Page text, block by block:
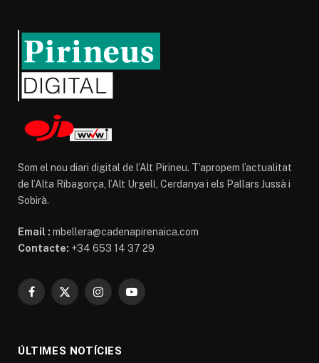
Som el nou diari digital de l’Alt Pirineu. T’apropem l’actualitat
de l’Alta Ribagorça, l’Alt Urgell, Cerdanya i els Pallars Jussà i
Sobirà.
Email : mbellera@cadenapirenaica.com
Contacte: +34 653 14 37 29
Facebook
X
InstagramYouTube
ÚLTIMES NOTÍCIES